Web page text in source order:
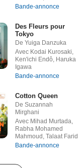
Bande-annonce
Des Fleurs pour
Tokyo
De Yuiga Danzuka
Avec Kodai Kurosaki,
Ken'ichi Endô, Haruka
Igawa
Bande-annonce
Cotton Queen
De Suzannah
Mirghani
Avec Mihad Murtada,
Rabha Mohamed
Mahmoud, Talaat Farid
Bande-annonce